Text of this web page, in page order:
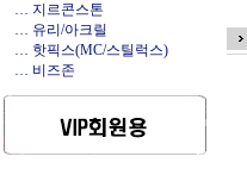
… 지르콘스톤
… 유리/아크릴
… 핫픽스(MC/스틸럭스)
… 비즈존